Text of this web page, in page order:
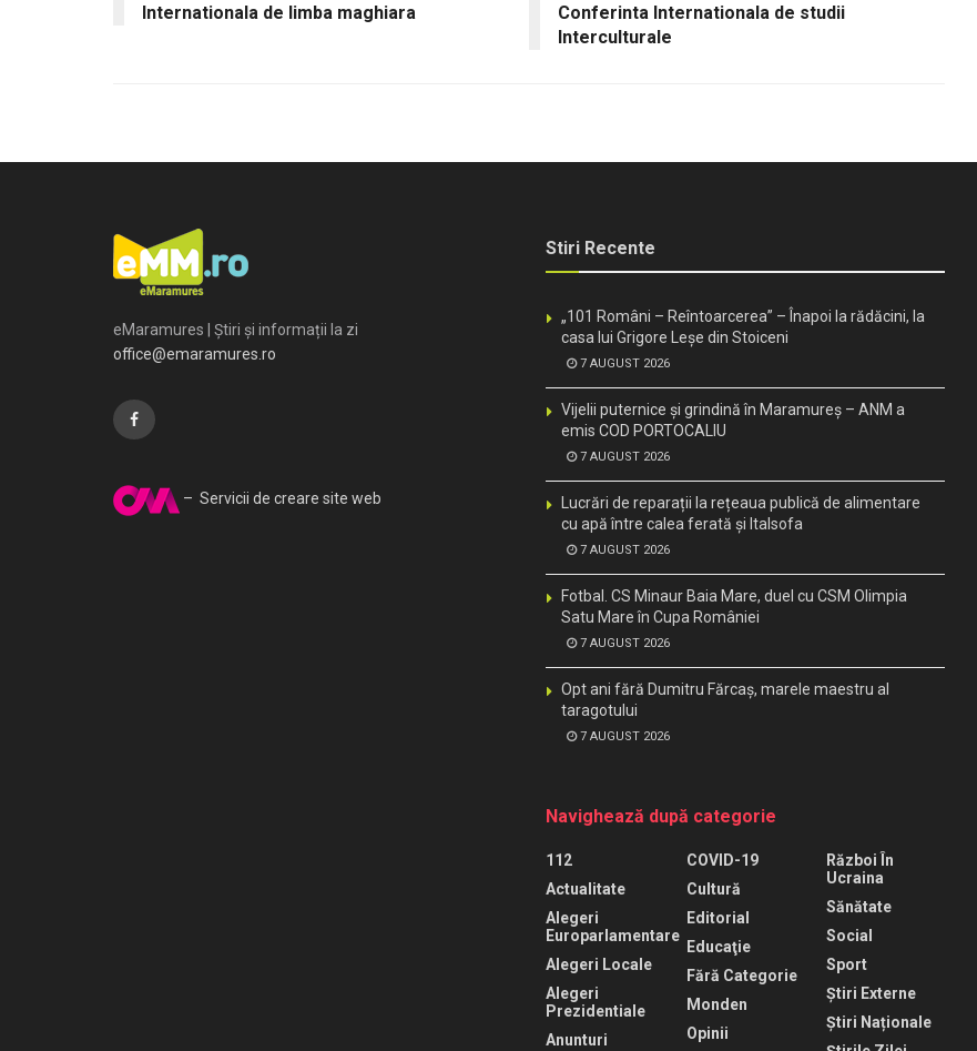
Internationala de limba maghiara
Conferinta Internationala de studii
Interculturale
eMaramures | Știri și informații la zi
office@emaramures.ro
– Servicii de creare site web
Stiri Recente
„101 Români – Reîntoarcerea” – Înapoi la rădăcini, la
casa lui Grigore Leșe din Stoiceni
7 AUGUST 2026
Vijelii puternice și grindină în Maramureș – ANM a
emis COD PORTOCALIU
7 AUGUST 2026
Lucrări de reparații la rețeaua publică de alimentare
cu apă între calea ferată și Italsofa
7 AUGUST 2026
Fotbal. CS Minaur Baia Mare, duel cu CSM Olimpia
Satu Mare în Cupa României
7 AUGUST 2026
Opt ani fără Dumitru Fărcaș, marele maestru al
taragotului
7 AUGUST 2026
Navighează după categorie
112
Actualitate
Alegeri
Europarlamentare
Alegeri Locale
Alegeri
Prezidentiale
Anunturi
COVID-19
Cultură
Editorial
Educaţie
Fără Categorie
Monden
Opinii
Război În
Ucraina
Sănătate
Social
Sport
Știri Externe
Știri Naționale